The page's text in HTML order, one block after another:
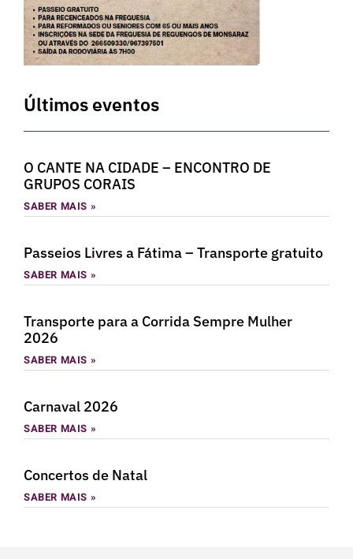
Últimos eventos
O CANTE NA CIDADE – ENCONTRO DE
GRUPOS CORAIS
SABER MAIS »
Passeios Livres a Fátima – Transporte gratuito
SABER MAIS »
Transporte para a Corrida Sempre Mulher
2026
SABER MAIS »
Carnaval 2026
SABER MAIS »
Concertos de Natal
SABER MAIS »